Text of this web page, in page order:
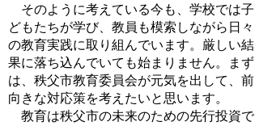
そのように考えている今も、学校では子
どもたちが学び、教員も模索しながら日々
の教育実践に取り組んでいます。厳しい結
果に落ち込んでいても始まりません。まず
は、秩父市教育委員会が元気を出して、前
向きな対応策を考えたいと思います。
教育は秩父市の未来のための先行投資で